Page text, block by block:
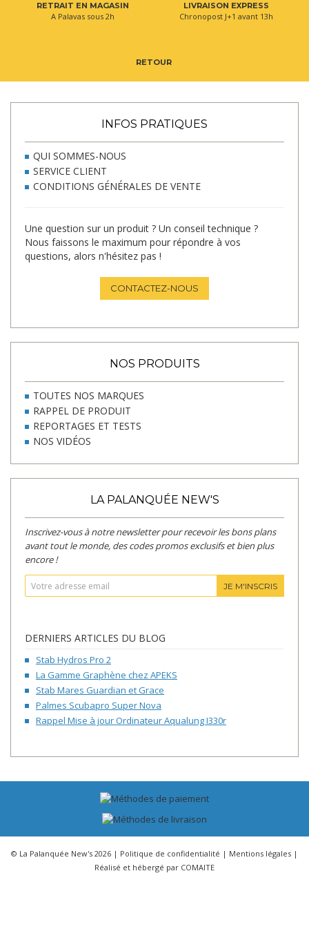
RETRAIT EN MAGASIN
A Palavas sous 2h
LIVRAISON EXPRESS
Chronopost J+1 avant 13h
RETOUR
INFOS PRATIQUES
QUI SOMMES-NOUS
SERVICE CLIENT
CONDITIONS GÉNÉRALES DE VENTE
Une question sur un produit ? Un conseil technique ?
Nous faissons le maximum pour répondre à vos
questions, alors n'hésitez pas !
CONTACTEZ-NOUS
NOS PRODUITS
TOUTES NOS MARQUES
RAPPEL DE PRODUIT
REPORTAGES ET TESTS
NOS VIDÉOS
LA PALANQUÉE NEW'S
Inscrivez-vous à notre newsletter pour recevoir les bons plans
avant tout le monde, des codes promos exclusifs et bien plus
encore !
JE M'INSCRIS
DERNIERS ARTICLES DU BLOG
Stab Hydros Pro 2
La Gamme Graphène chez APEKS
Stab Mares Guardian et Grace
Palmes Scubapro Super Nova
Rappel Mise à jour Ordinateur Aqualung I330r
© La Palanquée New's 2026 | Politique de confidentialité | Mentions légales |
Réalisé et hébergé par COMAITE